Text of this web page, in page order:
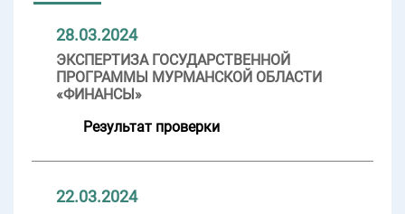
28.03.2024
ЭКСПЕРТИЗА ГОСУДАРСТВЕННОЙ
ПРОГРАММЫ МУРМАНСКОЙ ОБЛАСТИ
«ФИНАНСЫ»
Результат проверки
22.03.2024